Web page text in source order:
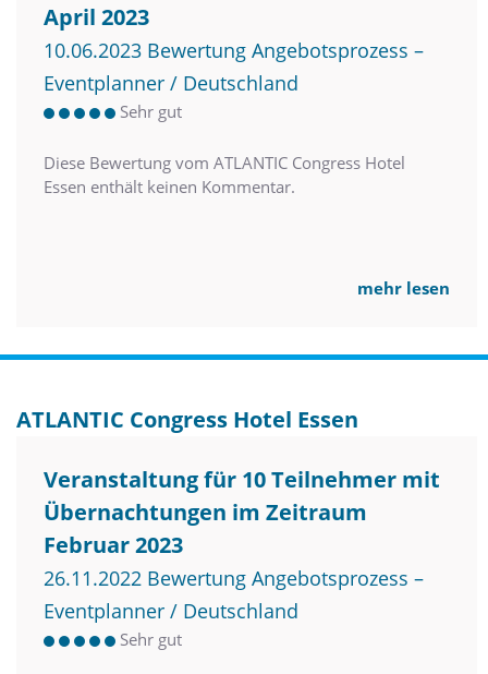
April 2023
10.06.2023 Bewertung Angebotsprozess –
Eventplanner / Deutschland
Sehr gut
Diese Bewertung vom ATLANTIC Congress Hotel
Essen enthält keinen Kommentar.
mehr lesen
ATLANTIC Congress Hotel Essen
Veranstaltung für 10 Teilnehmer mit
Übernachtungen im Zeitraum
Februar 2023
26.11.2022 Bewertung Angebotsprozess –
Eventplanner / Deutschland
Sehr gut